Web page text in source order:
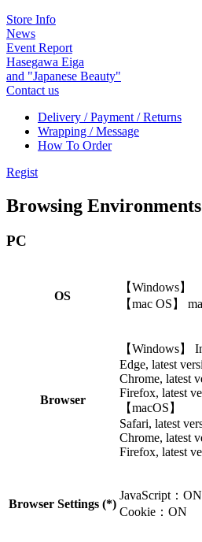
Store Info
News
Event Report
Hasegawa Eiga
and "Japanese Beauty"
Contact us
Delivery / Payment / Returns
Wrapping / Message
How To Order
Regist
Browsing Environments
PC
OS
【Windows】
【mac OS】
Browser
【Windows】
Edge, latest
Chrome, latest
Firefox, latest
【macOS】
Safari, latest
Chrome, latest
Firefox, latest
Browser Settings (*)
JavaScript：ON
Cookie：ON